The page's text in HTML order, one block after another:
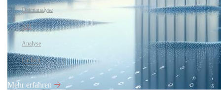
Datenanalyse
API
Analyse
FinTech
Mehr erfahren